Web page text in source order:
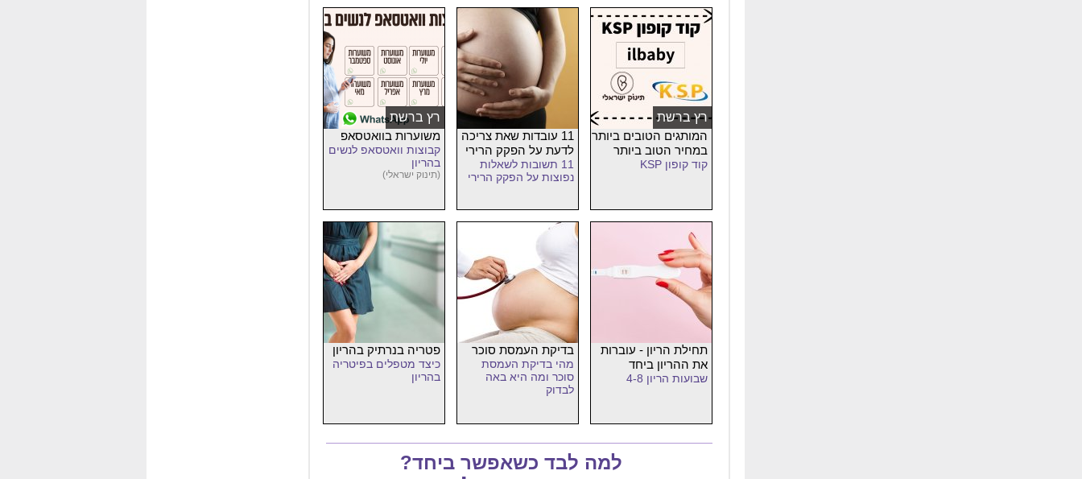
רץ ברשת
המותגים הטובים ביותר
במחיר הטוב ביותר
קוד קופון KSP
11 עובדות שאת צריכה
לדעת על הפקק הרירי
11 תשובות לשאלות
נפוצות על הפקק הרירי
רץ ברשת
משוערות בוואטסאפ
קבוצות וואטסאפ לנשים
בהריון
(תינוק ישראלי)
תחילת הריון - עוברות
את ההריון ביחד
שבועות הריון 4-8
בדיקת העמסת סוכר
מהי בדיקת העמסת
סוכר ומה היא באה
לבדוק
פטריה בנרתיק בהריון
כיצד מטפלים בפיטריה
בהריון
למה לבד כשאפשר ביחד?